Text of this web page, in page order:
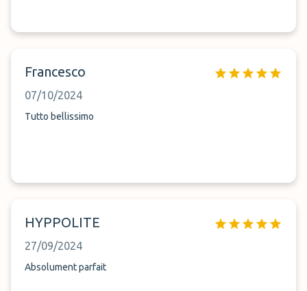
Francesco
07/10/2024
Tutto bellissimo
HYPPOLITE
27/09/2024
Absolument parfait